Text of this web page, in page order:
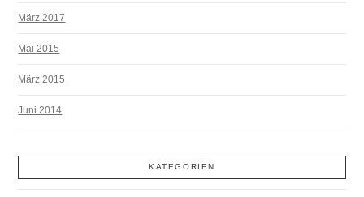
März 2017
Mai 2015
März 2015
Juni 2014
KATEGORIEN